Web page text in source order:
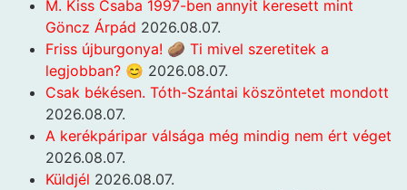
M. Kiss Csaba 1997-ben annyit keresett mint
Göncz Árpád 2026.08.07.
Friss újburgonya! 🥔 Ti mivel szeretitek a
legjobban? 😊 2026.08.07.
Csak békésen. Tóth-Szántai köszöntetet mondott
2026.08.07.
A kerékpáripar válsága még mindig nem ért véget
2026.08.07.
Küldjél 2026.08.07.